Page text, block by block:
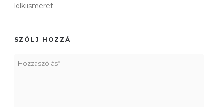
lelkiismeret
SZÓLJ HOZZÁ